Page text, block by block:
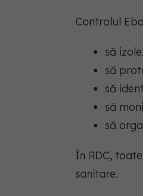
Controlul
să
să
să
să
să
În RDC,
sanitare.